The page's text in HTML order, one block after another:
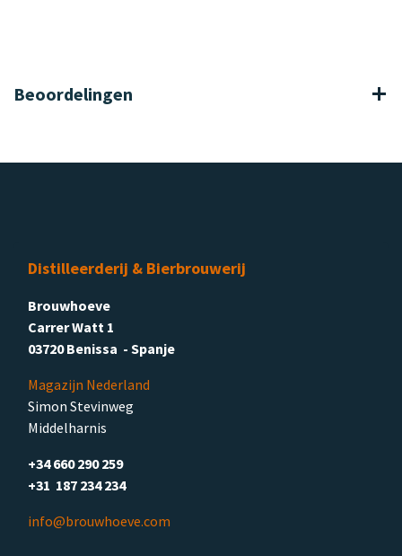
Beoordelingen
Distilleerderij & Bierbrouwerij
Brouwhoeve
Carrer Watt 1
03720 Benissa - Spanje
Magazijn Nederland
Simon Stevinweg
Middelharnis
+34 660 290 259
+31 187 234 234
info@brouwhoeve.com